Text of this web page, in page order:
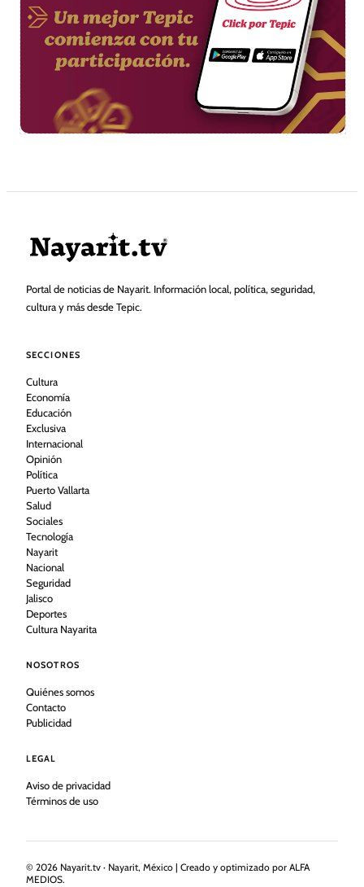
Portal de noticias de Nayarit. Información local, política, seguridad,
cultura y más desde Tepic.
SECCIONES
Cultura
Economía
Educación
Exclusiva
Internacional
Opinión
Política
Puerto Vallarta
Salud
Sociales
Tecnología
Nayarit
Nacional
Seguridad
Jalisco
Deportes
Cultura Nayarita
NOSOTROS
Quiénes somos
Contacto
Publicidad
LEGAL
Aviso de privacidad
Términos de uso
© 2026 Nayarit.tv · Nayarit, México | Creado y optimizado por ALFA
MEDIOS.